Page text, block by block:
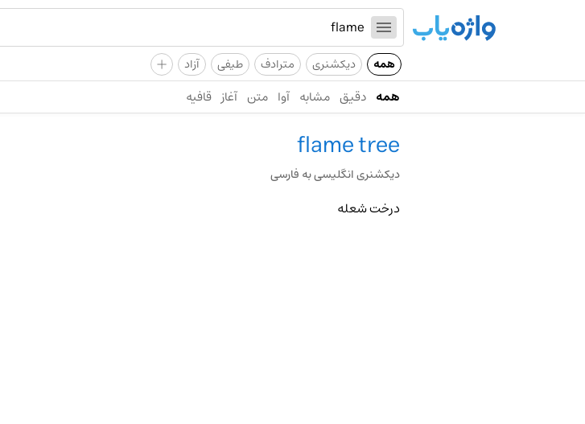
همه دیکشنری مترادف طیفی آزاد +
همه دقیق مشابه آوا متن آغاز قافیه
flame tree
دیکشنری انگلیسی به فارسی
درخت شعله